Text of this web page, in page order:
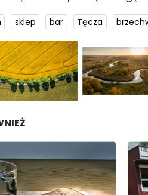
sklep bar Tęcza